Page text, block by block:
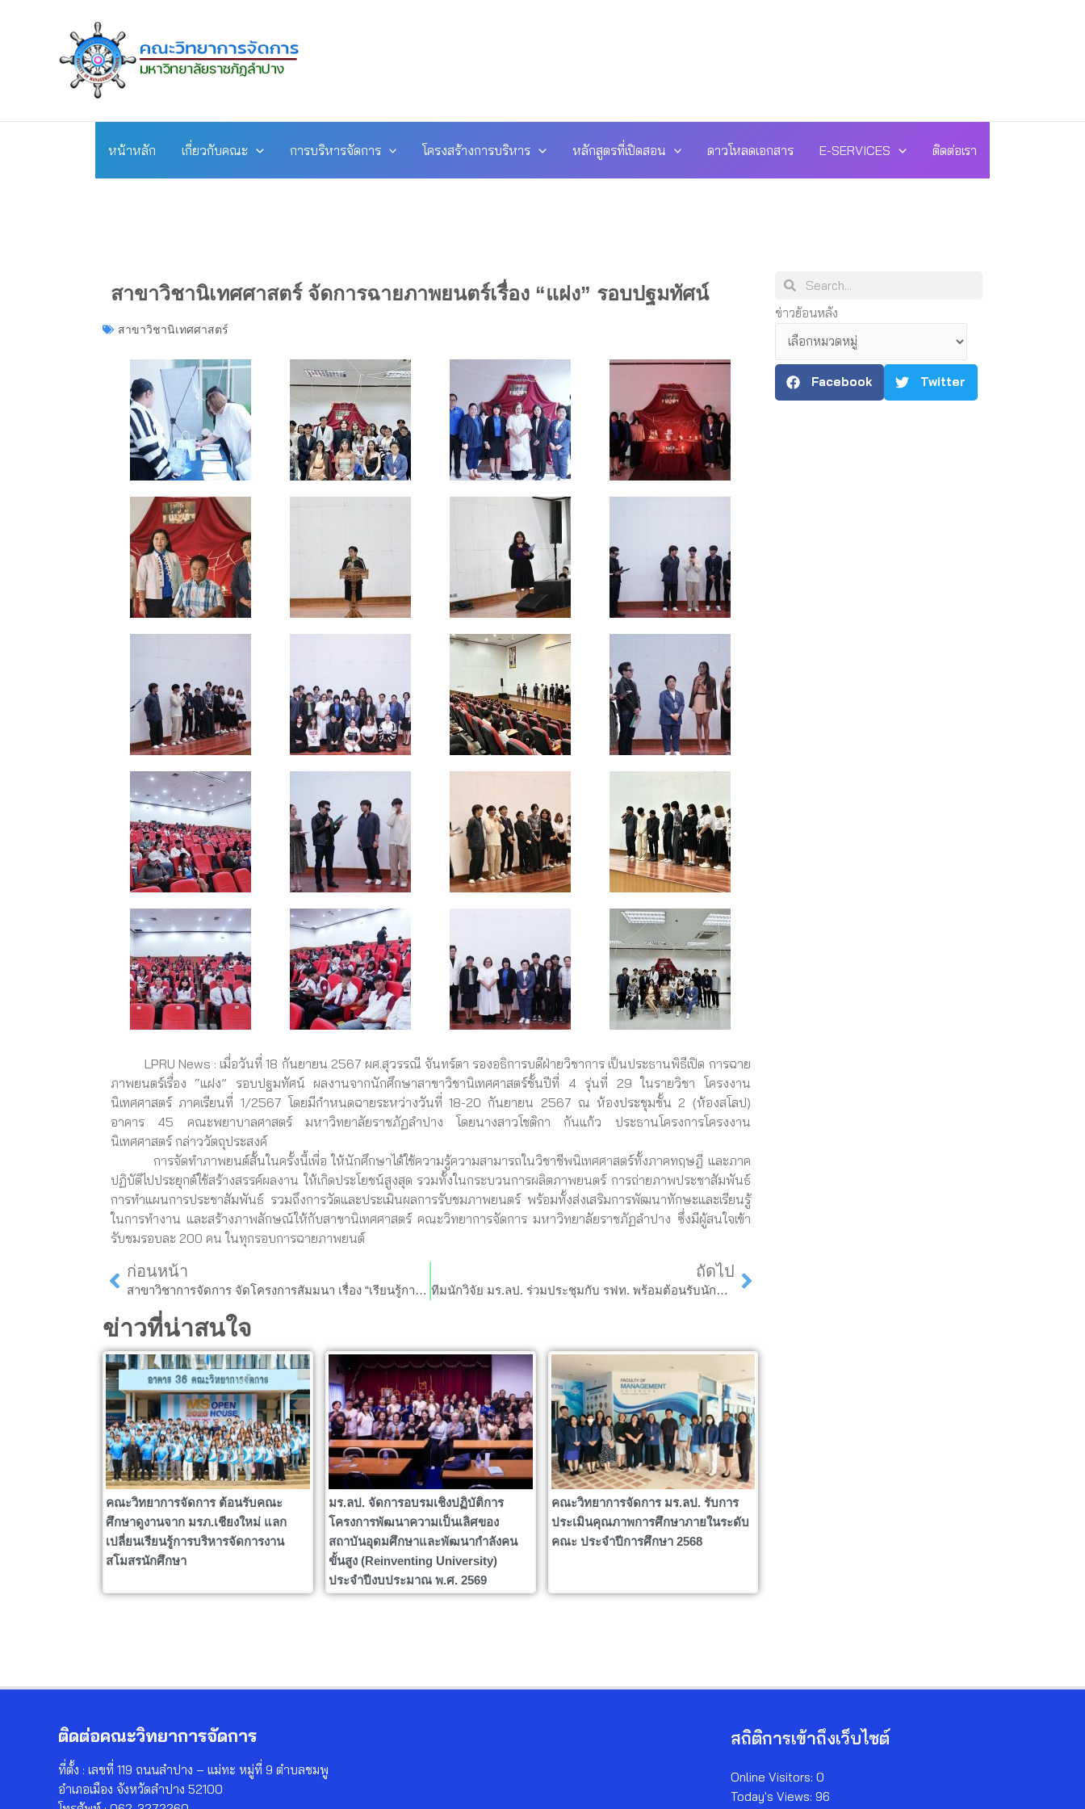
หน้าหลัก เกี่ยวกับคณะ การบริหารจัดการ โครงสร้างการบริหาร หลักสูตรที่เปิดสอน ดาวโหลดเอกสาร E-SERVICES ติดต่อเรา
สาขาวิชานิเทศศาสตร์ จัดการฉายภาพยนตร์เรื่อง “แฝง” รอบปฐมทัศน์
สาขาวิชานิเทศศาสตร์
LPRU News : เมื่อวันที่ 18 กันยายน 2567 ผศ.สุวรรณี จันทร์ตา รองอธิการบดีฝ่ายวิชาการ เป็นประธานพิธีเปิด การฉาย
ภาพยนตร์เรื่อง “แฝง” รอบปฐมทัศน์ ผลงานจากนักศึกษาสาขาวิชานิเทศศาสตร์ชั้นปีที่ 4 รุ่นที่ 29 ในรายวิชา โครงงาน
นิเทศศาสตร์ ภาคเรียนที่ 1/2567 โดยมีกำหนดฉายระหว่างวันที่ 18-20 กันยายน 2567 ณ ห้องประชุมชั้น 2 (ห้องสโลป)
อาคาร 45 คณะพยาบาลศาสตร์ มหาวิทยาลัยราชภัฏลำปาง โดยนางสาวโชติกา กันแก้ว ประธานโครงการโครงงาน
นิเทศศาสตร์ กล่าววัตถุประสงค์
การจัดทำภาพยนต์สั้นในครั้งนี้เพื่อ ให้นักศึกษาได้ใช้ความรู้ความสามารถในวิชาชีพนิเทศศาสตร์ทั้งภาคทฤษฎี และภาค
ปฏิบัติไปประยุกต์ใช้สร้างสรรค์ผลงาน ให้เกิดประโยชน์สูงสุด รวมทั้งในกระบวนการผลิตภาพยนตร์ การถ่ายภาพประชาสัมพันธ์
การทำแผนการประชาสัมพันธ์ รวมถึงการวัดและประเมินผลการรับชมภาพยนตร์ พร้อมทั้งส่งเสริมการพัฒนาทักษะและเรียนรู้
ในการทำงาน และสร้างภาพลักษณ์ให้กับสาขานิเทศศาสตร์ คณะวิทยาการจัดการ มหาวิทยาลัยราชภัฏลำปาง ซึ่งมีผู้สนใจเข้า
รับชมรอบละ 200 คน ในทุกรอบการฉายภาพยนต์
Prev
ก่อนหน้า
สาขาวิชาการจัดการ จัดโครงการสัมมนา เรื่อง “เรียนรู้การจัดการปัญหาด้วยทฤษฎี Tuna model”
ถัดไป
ทีมนักวิจัย มร.ลป. ร่วมประชุมกับ รฟท. พร้อมต้อนรับนักท่องเที่ยวทริปกรีนซีซั่น “Green Season” ไหว้สามหาครูบาแห่งภาคเหนือ เส้นทาง กรุงเทพ-ลำพูน-ลำปาง
Next
ข่าวที่น่าสนใจ
คณะวิทยาการจัดการ ต้อนรับคณะ
ศึกษาดูงานจาก มรภ.เชียงใหม่ แลก
เปลี่ยนเรียนรู้การบริหารจัดการงาน
สโมสรนักศึกษา
มร.ลป. จัดการอบรมเชิงปฏิบัติการ
โครงการพัฒนาความเป็นเลิศของ
สถาบันอุดมศึกษาและพัฒนากำลังคน
ขั้นสูง (Reinventing University)
ประจำปีงบประมาณ พ.ศ. 2569
คณะวิทยาการจัดการ มร.ลป. รับการ
ประเมินคุณภาพการศึกษาภายในระดับ
คณะ ประจำปีการศึกษา 2568
SearchSearch
ข่าวย้อนหลัง
ข่าว
ย้อน
หลัง
Facebook
Twitter
ติดต่อคณะวิทยาการจัดการ
ที่ตั้ง : เลขที่ 119 ถนนลำปาง – แม่ทะ หมู่ที่ 9 ตำบลชมพู
อำเภอเมือง จังหวัดลำปาง 52100
สถิติการเข้าถึงเว็บไซต์
Online Visitors:0
Today's Views:96